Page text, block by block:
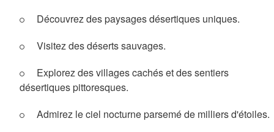
Découvrez des paysages désertiques uniques.
Visitez des déserts sauvages.
Explorez des villages cachés et des sentiers
désertiques pittoresques.
Admirez le ciel nocturne parsemé de milliers d'étoiles.